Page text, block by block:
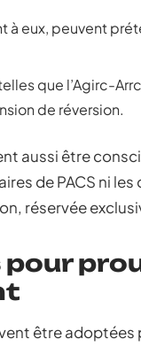
à eux, peuvent
que l’Agirc-
de réversion.
aussi être
de PACS ni
réservée
être